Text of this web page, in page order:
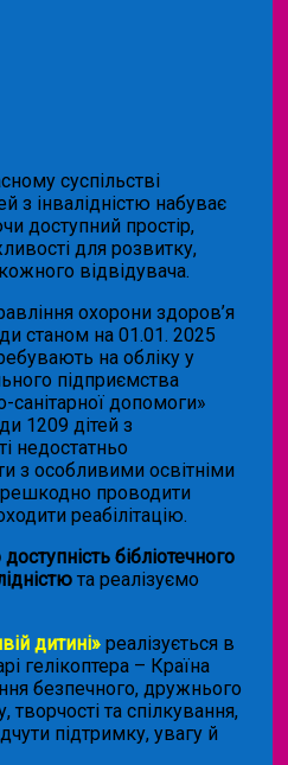
суспільстві
з інвалідністю набуває
доступний простір,
для розвитку,
відвідувача.
охорони здоров’я
станом на 01.01. 2025
на обліку у
підприємства
допомоги»
1209 дітей з
недостатньо
з особливими освітніми
проводити
реабілітацію.
бібліотечного
та реалізуємо
дитині» реалізується в
гелікоптера – Країна
безпечного, дружнього
та спілкування,
підтримку, увагу й